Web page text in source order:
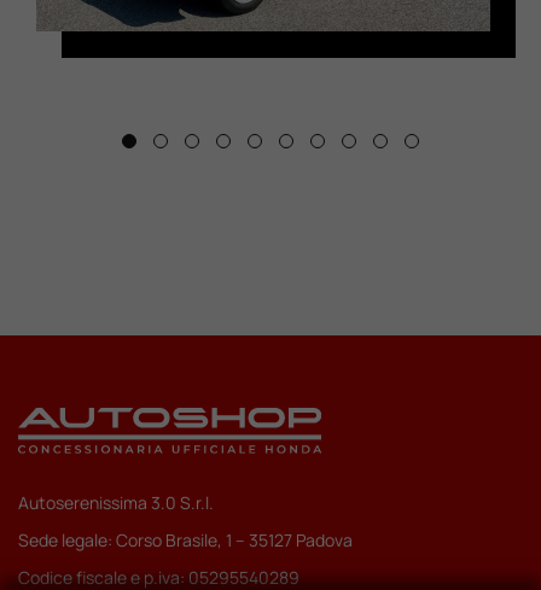
Autoserenissima 3.0 S.r.l.
Sede legale: Corso Brasile, 1 – 35127 Padova
Codice fiscale e p.iva: 05295540289